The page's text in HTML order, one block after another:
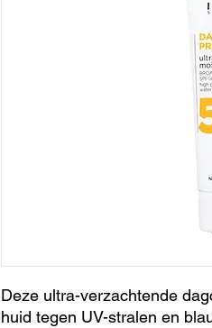
Deze ultra-verzachtende
huid tegen UV-stralen en